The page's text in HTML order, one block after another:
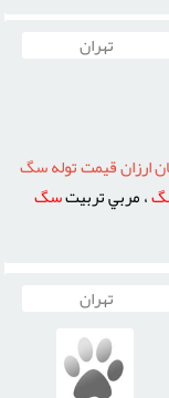
تهران
ارزان قيمت توله سگ
، مربي تربيتسگ
تهران